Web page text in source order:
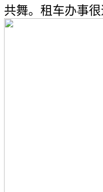
共舞。租车办事很